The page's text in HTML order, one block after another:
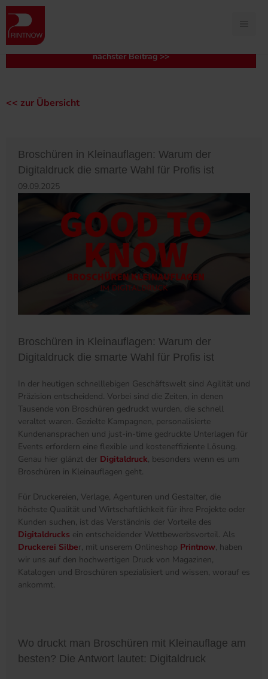
Broschüren in Kleinauflagen: Warum der
Digitaldruck die smarte Wahl für Profis ist
09.09.2025
Broschüren in Kleinauflagen: Warum der
Digitaldruck die smarte Wahl für Profis ist
In der heutigen schnelllebigen Geschäftswelt sind Agilität und
Präzision entscheidend. Vorbei sind die Zeiten, in denen
Tausende von Broschüren gedruckt wurden, die schnell
veraltet waren. Gezielte Kampagnen, personalisierte
Kundenansprachen und just-in-time gedruckte Unterlagen für
Events erfordern eine flexible und kosteneffiziente Lösung.
Genau hier glänzt der Digitaldruck, besonders wenn es um
Broschüren in Kleinauflagen geht.
Für Druckereien, Verlage, Agenturen und Gestalter, die
höchste Qualität und Wirtschaftlichkeit für ihre Projekte oder
Kunden suchen, ist das Verständnis der Vorteile des
Digitaldrucks ein entscheidender Wettbewerbsvorteil. Als
Druckerei Silber, mit unserem Onlineshop Printnow, haben
wir uns auf den hochwertigen Druck von Magazinen,
Katalogen und Broschüren spezialisiert und wissen, worauf es
ankommt.
Wo druckt man Broschüren mit Kleinauflage am
besten? Die Antwort lautet: Digitaldruck
nächster Beitrag >>
<< zur Übersicht